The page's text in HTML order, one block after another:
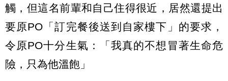
觸，但這名前輩和自己住得很近，居然還提出
要原PO「訂完餐後送到自家樓下」的要求，
令原PO十分生氣：「我真的不想冒著生命危
險，只為他溫飽」